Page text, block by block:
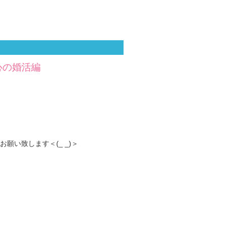
婚活編
願い致します＜(_ _)＞